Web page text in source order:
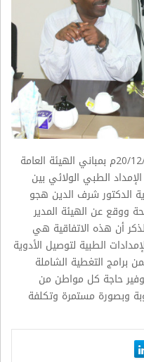
تم ظهر اليوم الخميس الموافق 20/12/2012م بمباني الهيئة العامة
الطبي الولائي بين
الدكتور شرف الدين هجو
ووقع عن الهيئة المدير
أن هذه الاتفاقية هي
الطبية لتوصيل الأدوية
برامج التغطية الشاملة
حاجة كل مواطن من
وبصورة مستمرة وتكلفة